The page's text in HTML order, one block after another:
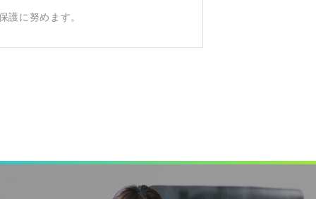
護に努めます。
見直しを行い、継続的な改善に努め